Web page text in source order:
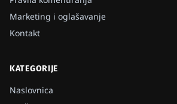
Marketing i oglašavanje
Kontakt
KATEGORIJE
Naslovnica